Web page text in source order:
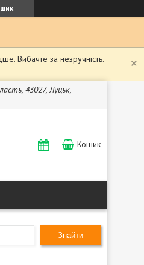
Вибачте за незручність.
43027, Луцьк,
Кошик
Знайти